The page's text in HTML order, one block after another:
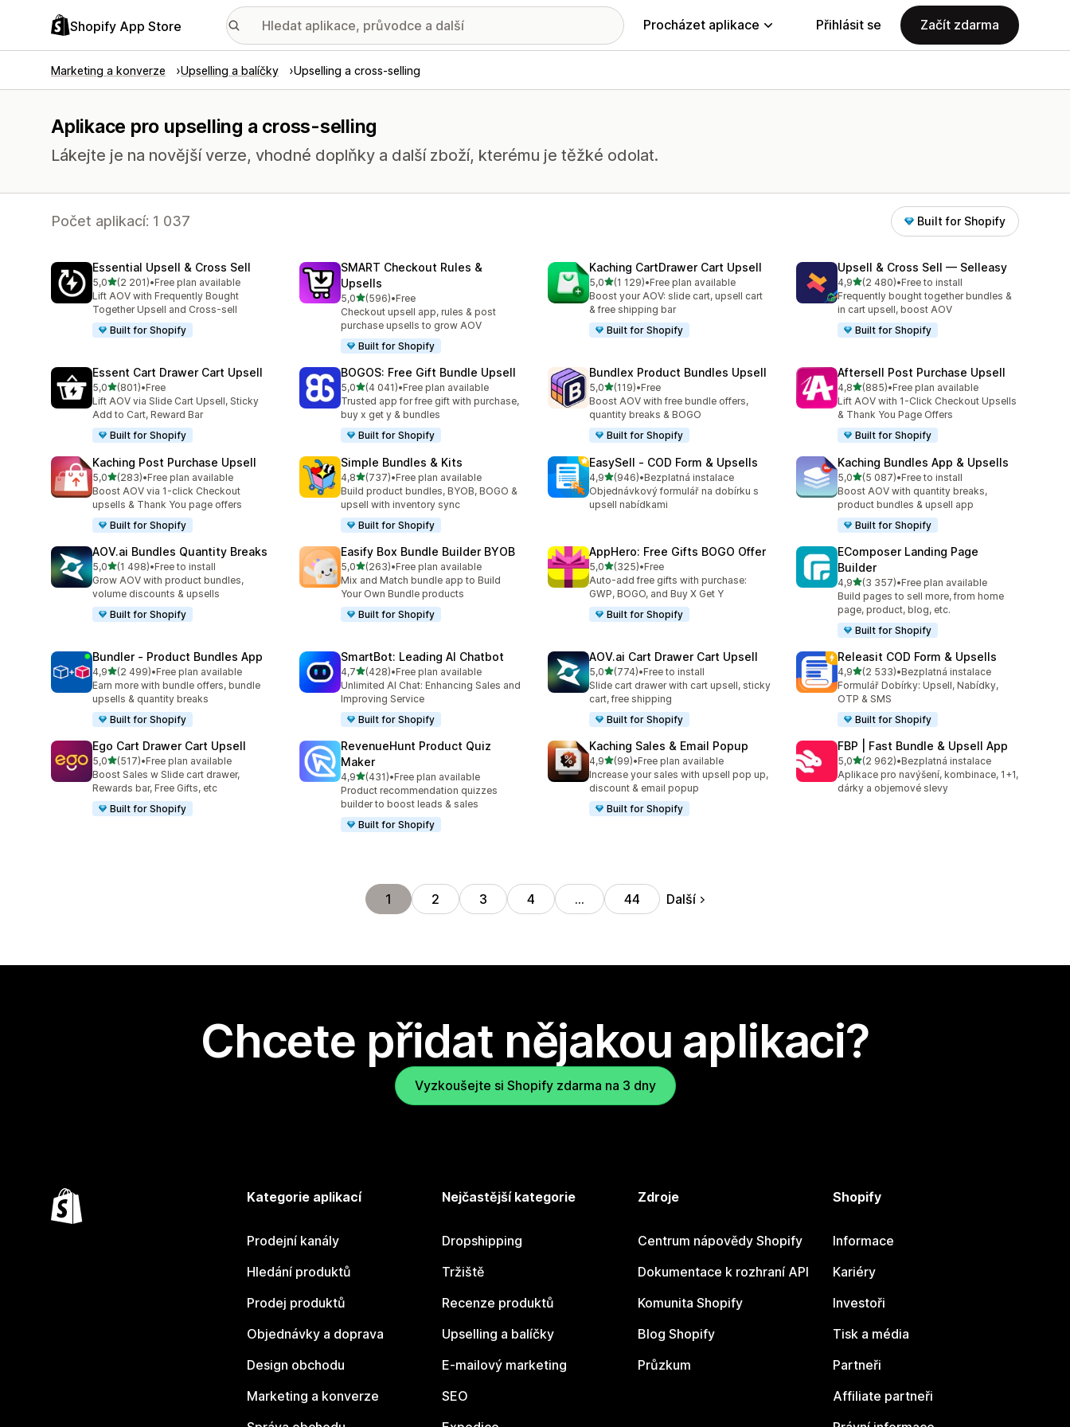
Shopify App Store Procházet aplikace Přihlásit se Začít zdarma
Marketing a konverze Upselling a balíčky Upselling a cross-selling
Aplikace pro upselling a cross-selling
Lákejte je na novější verze, vhodné doplňky a další zboží, kterému je těžké odolat.
Počet aplikací: 1 037 Built for Shopify
Essential Upsell & Cross Sell
5,0z 5 hvězd
(2 201)
Celkový počet recenzí: 2201
•Free plan available
Lift AOV with Frequently Bought
Together Upsell and Cross-sell
Built for Shopify
SMART Checkout Rules &
Upsells
5,0z 5 hvězd
(596)
Celkový počet recenzí: 596
•Free
Checkout upsell app, rules & post
purchase upsells to grow AOV
Built for Shopify
Kaching CartDrawer Cart Upsell
5,0z 5 hvězd
(1 129)
Celkový počet recenzí: 1129
•Free plan available
Boost your AOV: slide cart, upsell cart
& free shipping bar
Built for Shopify
Upsell & Cross Sell — Selleasy
4,9z 5 hvězd
(2 480)
Celkový počet recenzí: 2480
•Free to install
Frequently bought together bundles &
in cart upsell, boost AOV
Built for Shopify
Essent Cart Drawer Cart Upsell
5,0z 5 hvězd
(801)
Celkový počet recenzí: 801
•Free
Lift AOV via Slide Cart Upsell, Sticky
Add to Cart, Reward Bar
Built for Shopify
BOGOS: Free Gift Bundle Upsell
5,0z 5 hvězd
(4 041)
Celkový počet recenzí: 4041
•Free plan available
Trusted app for free gift with purchase,
buy x get y & bundles
Built for Shopify
Bundlex Product Bundles Upsell
5,0z 5 hvězd
(119)
Celkový počet recenzí: 119
•Free
Boost AOV with free bundle offers,
quantity breaks & BOGO
Built for Shopify
Aftersell Post Purchase Upsell
4,8z 5 hvězd
(885)
Celkový počet recenzí: 885
•Free plan available
Lift AOV with 1-Click Checkout Upsells
& Thank You Page Offers
Built for Shopify
Kaching Post Purchase Upsell
5,0z 5 hvězd
(283)
Celkový počet recenzí: 283
•Free plan available
Boost AOV via 1-click Checkout
upsells & Thank You page offers
Built for Shopify
Simple Bundles & Kits
4,8z 5 hvězd
(737)
Celkový počet recenzí: 737
•Free plan available
Build product bundles, BYOB, BOGO &
upsell with inventory sync
Built for Shopify
EasySell ‑ COD Form & Upsells
4,9z 5 hvězd
(946)
Celkový počet recenzí: 946
•Bezplatná instalace
Objednávkový formulář na dobírku s
upsell nabídkami
Kaching Bundles App & Upsells
5,0z 5 hvězd
(5 087)
Celkový počet recenzí: 5087
•Free to install
Boost AOV with quantity breaks,
product bundles & upsell app
Built for Shopify
AOV.ai Bundles Quantity Breaks
5,0z 5 hvězd
(1 498)
Celkový počet recenzí: 1498
•Free to install
Grow AOV with product bundles,
volume discounts & upsells
Built for Shopify
Easify Box Bundle Builder BYOB
5,0z 5 hvězd
(263)
Celkový počet recenzí: 263
•Free plan available
Mix and Match bundle app to Build
Your Own Bundle products
Built for Shopify
AppHero: Free Gifts BOGO Offer
5,0z 5 hvězd
(325)
Celkový počet recenzí: 325
•Free
Auto-add free gifts with purchase:
GWP, BOGO, and Buy X Get Y
Built for Shopify
EComposer Landing Page
Builder
4,9z 5 hvězd
(3 357)
Celkový počet recenzí: 3357
•Free plan available
Build pages to sell more, from home
page, product, blog, etc.
Built for Shopify
Bundler ‑ Product Bundles App
4,9z 5 hvězd
(2 499)
Celkový počet recenzí: 2499
•Free plan available
Earn more with bundle offers, bundle
upsells & quantity breaks
Built for Shopify
SmartBot: Leading AI Chatbot
4,7z 5 hvězd
(428)
Celkový počet recenzí: 428
•Free plan available
Unlimited AI Chat: Enhancing Sales and
Improving Service
Built for Shopify
AOV.ai Cart Drawer Cart Upsell
5,0z 5 hvězd
(774)
Celkový počet recenzí: 774
•Free to install
Slide cart drawer with cart upsell, sticky
cart, free shipping
Built for Shopify
Releasit COD Form & Upsells
4,9z 5 hvězd
(2 533)
Celkový počet recenzí: 2533
•Bezplatná instalace
Formulář Dobírky: Upsell, Nabídky,
OTP & SMS
Built for Shopify
Ego Cart Drawer Cart Upsell
5,0z 5 hvězd
(517)
Celkový počet recenzí: 517
•Free plan available
Boost Sales w Slide cart drawer,
Rewards bar, Free Gifts, etc
Built for Shopify
RevenueHunt Product Quiz
Maker
4,9z 5 hvězd
(431)
Celkový počet recenzí: 431
•Free plan available
Product recommendation quizzes
builder to boost leads & sales
Built for Shopify
Kaching Sales & Email Popup
4,9z 5 hvězd
(99)
Celkový počet recenzí: 99
•Free plan available
Increase your sales with upsell pop up,
discount & email popup
Built for Shopify
FBP | Fast Bundle & Upsell App
5,0z 5 hvězd
(2 962)
Celkový počet recenzí: 2962
•Bezplatná instalace
Aplikace pro navýšení, kombinace, 1+1,
dárky a objemové slevy
1 2 3 4 … 44 Další
Chcete přidat nějakou aplikaci?
Vyzkoušejte si Shopify zdarma na 3 dny
Kategorie aplikací
Prodejní kanály
Hledání produktů
Prodej produktů
Objednávky a doprava
Design obchodu
Marketing a konverze
Nejčastější kategorie
Dropshipping
Tržiště
Recenze produktů
Upselling a balíčky
E-mailový marketing
SEO
Zdroje
Centrum nápovědy Shopify
Dokumentace k rozhraní API
Komunita Shopify
Blog Shopify
Průzkum
Shopify
Informace
Kariéry
Investoři
Tisk a média
Partneři
Affiliate partneři